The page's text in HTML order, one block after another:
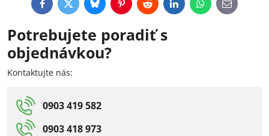
FacebookTwitterBlueskyPinterestRedditLinkedInWhatsApp
E-
mail
Potrebujete poradiť s
objednávkou?
Kontaktujte nás:
0903 419 582
0903 418 973